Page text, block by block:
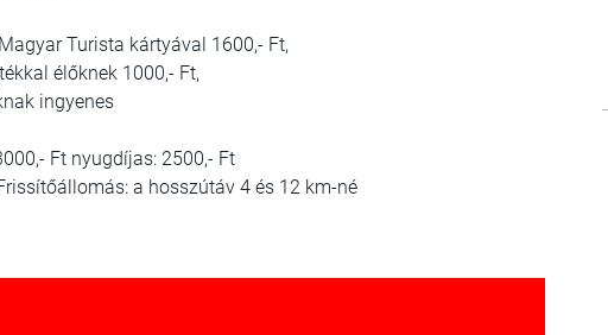
Turista kártyával 1600,- Ft,
élőknek 1000,- Ft,
ingyenes
Ft nyugdíjas: 2500,- Ft
a hosszútáv 4 és 12 km-né